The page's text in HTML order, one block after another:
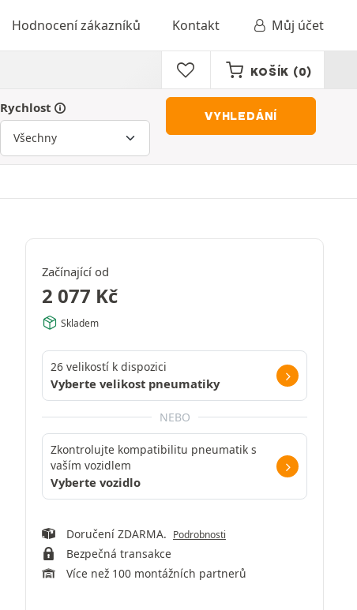
Hodnocení zákazníků Kontakt Můj účet
KOŠÍK (0)
Rychlost
VYHLEDÁNÍ
Začínající od
2 077 Kč
Skladem
26 velikostí k dispozici
Vyberte velikost pneumatiky
NEBO
Zkontrolujte kompatibilitu pneumatik s
vaším vozidlem
Vyberte vozidlo
Doručení ZDARMA. Podrobnosti
Bezpečná transakce
Více než 100 montážních partnerů